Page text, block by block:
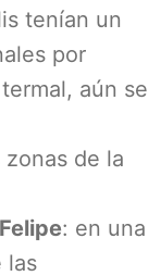
tenían un
por
aún se
de la
: en una
las